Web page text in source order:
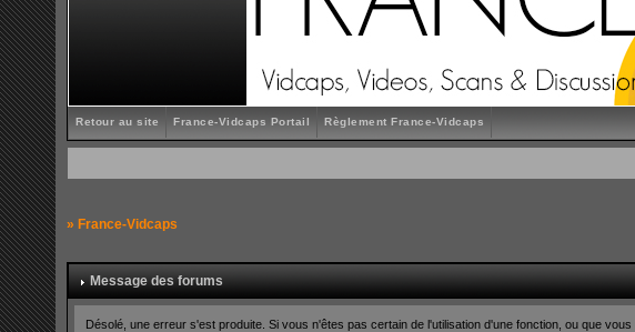
Retour au site France-Vidcaps Portail Règlement France-Vidcaps
» France-Vidcaps
Message des forums
Désolé, une erreur s'est produite. Si vous n'êtes pas certain de l'utilisation d'une fonction, ou que